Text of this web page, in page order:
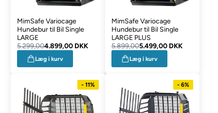
MimSafe Variocage
Hundebur til Bil Single
LARGE
5.299,004.899,00 DKK
Læg i kurv
MimSafe Variocage
Hundebur til Bil Single
LARGE PLUS
5.899,005.499,00 DKK
Læg i kurv
- 11% - 6%